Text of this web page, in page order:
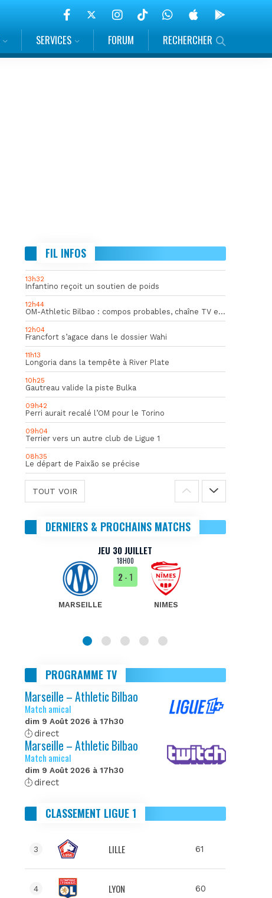
SERVICES FORUM RECHERCHER
FIL INFOS
13h32
Infantino reçoit un soutien de poids
12h44
OM-Athletic Bilbao : compos probables, chaîne TV et heure du match
12h04
Francfort s’agace dans le dossier Wahi
11h13
Longoria dans la tempête à River Plate
10h25
Gautreau valide la piste Bulka
09h42
Perri aurait recalé l’OM pour le Torino
09h04
Terrier vers un autre club de Ligue 1
08h35
Le départ de Paixão se précise
TOUT VOIR
DERNIERS & PROCHAINS MATCHS
JEU 30 JUILLET
18H00
MARSEILLE
2- 1
NIMES
PROGRAMME TV
Marseille – Athletic Bilbao
Match amical
dim 9 Août 2026 à 17h30
direct
Marseille – Athletic Bilbao
Match amical
dim 9 Août 2026 à 17h30
direct
CLASSEMENT LIGUE 1
3 LILLE 61
4 LYON 60